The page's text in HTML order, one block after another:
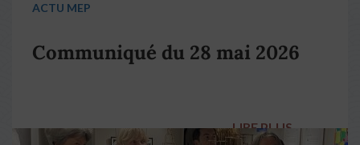
ACTU MEP
Communiqué du 28 mai 2026
LIRE PLUS →